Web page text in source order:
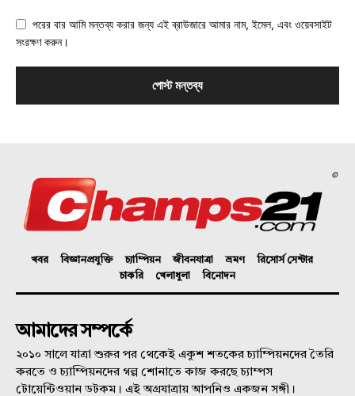
পরের বার আমি মন্তব্য করার জন্য এই ব্রাউজারে আমার নাম, ইমেল, এবং ওয়েবসাইট
সংরক্ষণ করুন।
©
খবর বিজ্ঞানপ্রযুক্তি চ্যাম্পিয়ন জীবনযাত্রা ভ্রমণ
রিসোর্স সেন্টার
চাকরি
খেলাধুলা বিনোদন
আমাদের সম্পর্কে
২০১০ সালে যাত্রা শুরুর পর থেকেই একুশ শতকের চ্যাম্পিয়নদের তৈরি
করতে ও চ্যাম্পিয়নদের গল্প শোনাতে কাজ করছে চ্যাম্পস
টোয়েন্টিওয়ান ডটকম। এই অগ্রযাত্রায় আপনিও একজন সঙ্গী।